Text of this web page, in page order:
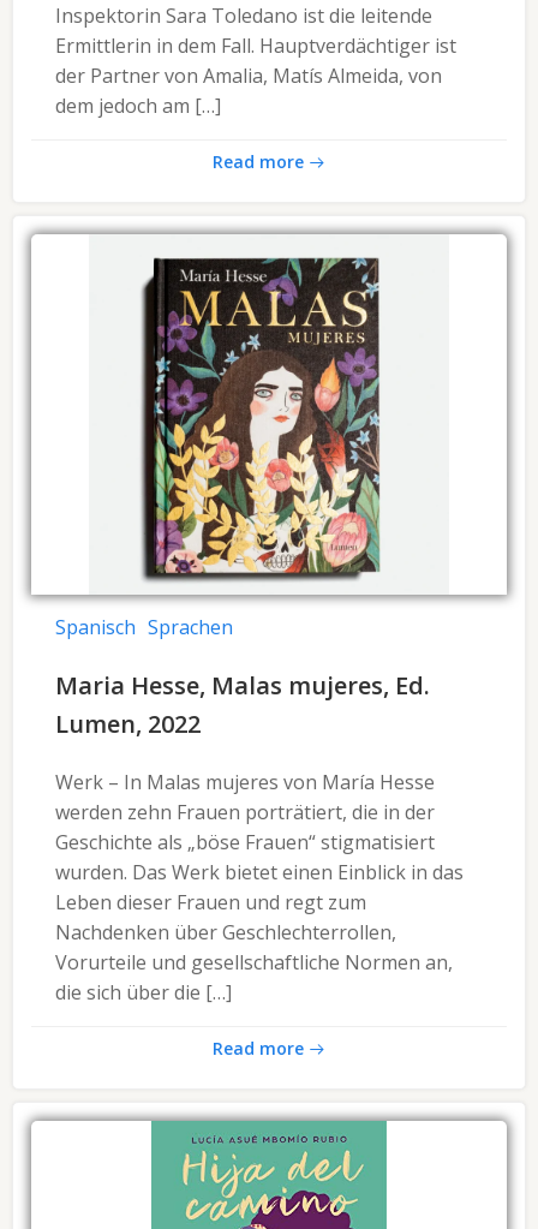
Inspektorin Sara Toledano ist die leitende
Ermittlerin in dem Fall. Hauptverdächtiger ist
der Partner von Amalia, Matís Almeida, von
dem jedoch am […]
Read more
Spanisch Sprachen
Maria Hesse, Malas mujeres, Ed.
Lumen, 2022
Werk – In Malas mujeres von María Hesse
werden zehn Frauen porträtiert, die in der
Geschichte als „böse Frauen“ stigmatisiert
wurden. Das Werk bietet einen Einblick in das
Leben dieser Frauen und regt zum
Nachdenken über Geschlechterrollen,
Vorurteile und gesellschaftliche Normen an,
die sich über die […]
Read more